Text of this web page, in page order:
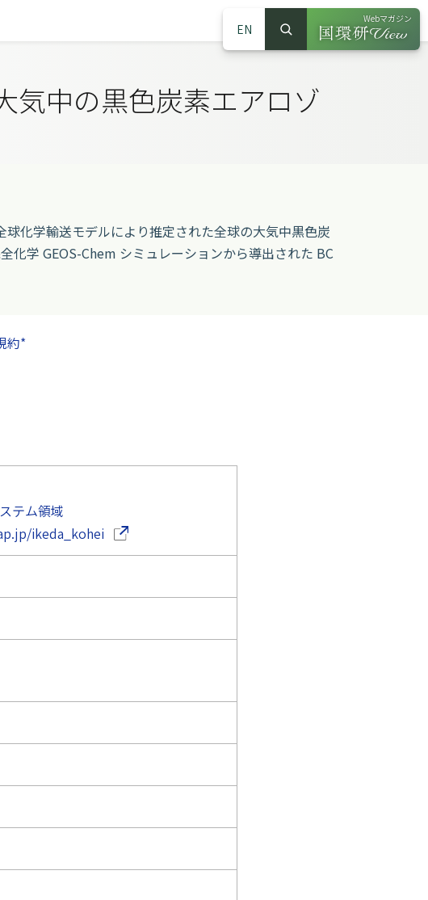
EN
サイト内検索
検索
Webマガジン
（別ウインドウ
気中の黒色炭素エアロゾ
化学輸送モデルにより推定された全球の大気中黒色炭
化学 GEOS-Chem シミュレーションから導出された BC
約*
テム領域
ikeda_kohei （別ウインドウで開きます）